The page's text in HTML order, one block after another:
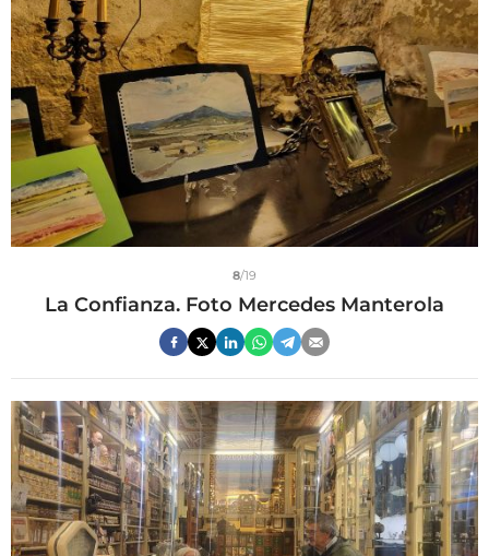
8/19
La Confianza. Foto Mercedes Manterola